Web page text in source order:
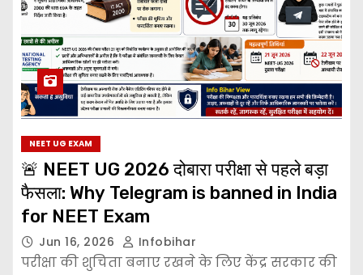
NEET UG EXAM
🚨 NEET UG 2026 दोबारा परीक्षा से पहले बड़ा
फैसला: Why Telegram is banned in India
for NEET Exam
Jun 16, 2026 Infobihar
परीक्षा की शुचिता बनाए रखने के लिए केंद्र सरकार की